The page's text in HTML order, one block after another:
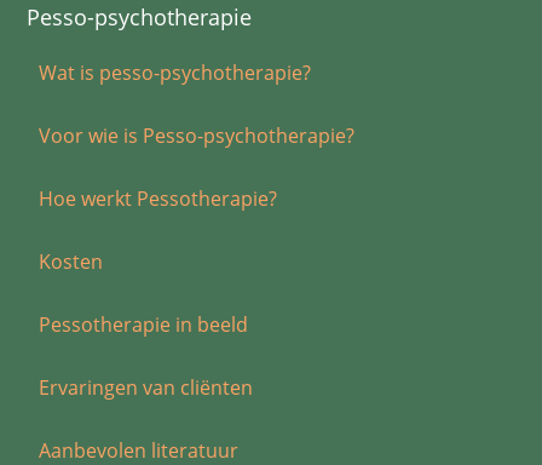
Pesso-psychotherapie
Wat is pesso-psychotherapie?
Voor wie is Pesso-psychotherapie?
Hoe werkt Pessotherapie?
Kosten
Pessotherapie in beeld
Ervaringen van cliënten
Aanbevolen literatuur